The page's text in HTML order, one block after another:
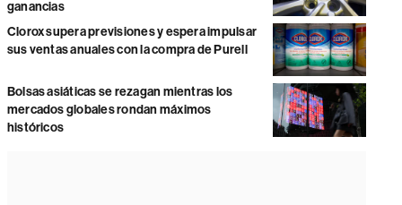
ganancias
Clorox supera previsiones y espera impulsar
sus ventas anuales con la compra de Purell
Bolsas asiáticas se rezagan mientras los
mercados globales rondan máximos
históricos